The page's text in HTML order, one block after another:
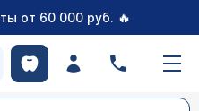
от 60 000 руб. 🔥